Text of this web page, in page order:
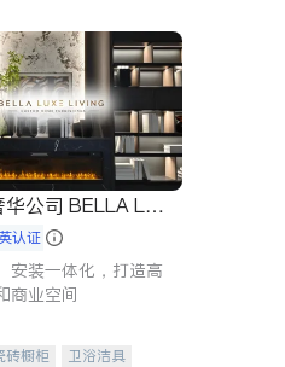
LUX
认证
安装一体化，打造高
商业空间
砖橱柜
卫浴洁具